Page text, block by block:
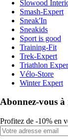
Slowood
Smash-Expert
Sneak'In
Sneakids
Sport is good
Training-Fit
Trek-Expert
Triathlon
Vélo-Store
Winter Expert
Abonnez-vous à
Profitez de -10% en